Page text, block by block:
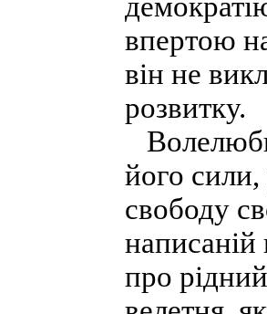
впертою
він не
розвитку.
його сили,
свободу
про